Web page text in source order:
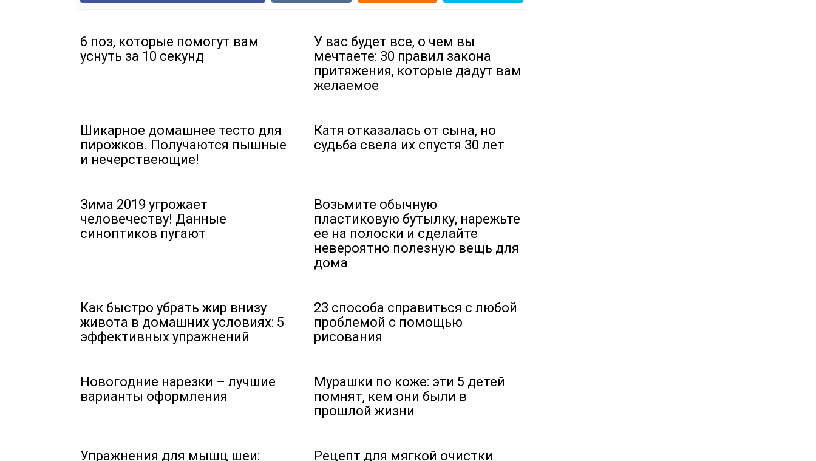
6 поз, которые помогут вам
уснуть за 10 секунд
У вас будет все, о чем вы
мечтаете: 30 правил закона
притяжения, которые дадут вам
желаемое
Шикарное домашнее тесто для
пирожков. Получаются пышные
и нечерствеющие!
Катя отказалась от сына, но
судьба свела их спустя 30 лет
Зима 2019 угрожает
человечеству! Данные
синоптиков пугают
Возьмите обычную
пластиковую бутылку, нарежьте
ее на полоски и сделайте
невероятно полезную вещь для
дома
Как быстро убрать жир внизу
живота в домашних условиях: 5
эффективных упражнений
23 способа справиться с любой
проблемой с помощью
рисования
Новогодние нарезки – лучшие
варианты оформления
Мурашки по коже: эти 5 детей
помнят, кем они были в
прошлой жизни
Упражнения для мышц шеи: Рецепт для мягкой очистки